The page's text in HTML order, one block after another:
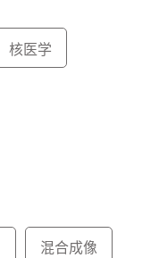
核医学
混合成像